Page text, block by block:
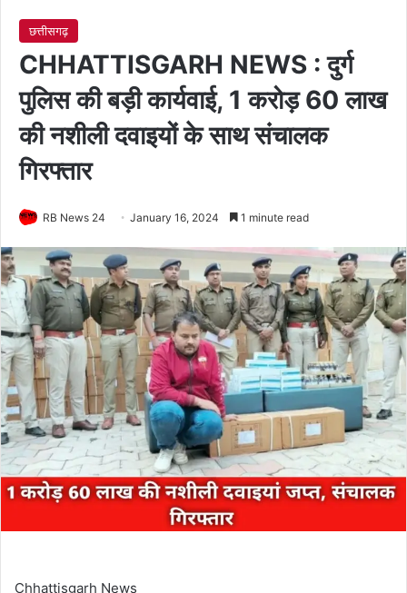
छत्तीसगढ़
CHHATTISGARH NEWS : दुर्ग
पुलिस की बड़ी कार्यवाई, 1 करोड़ 60 लाख
की नशीली दवाइयों के साथ संचालक
गिरफ्तार
RB News 24 January 16, 2024 1 minute read
Chhattisgarh News